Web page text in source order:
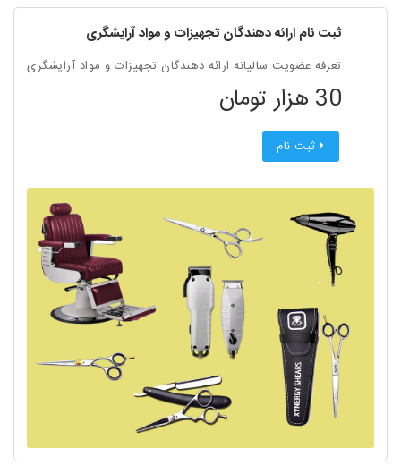
ثبت نام ارائه دهندگان تجهیزات و مواد آرایشگری
تعرفه عضویت سالیانه ارائه دهندگان تجهیزات و مواد آرایشگری
30 هزار تومان
ثبت نام